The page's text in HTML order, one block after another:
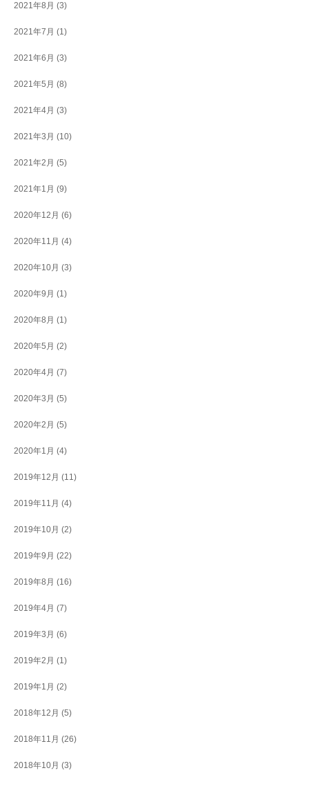
2021年8月 (3)
2021年7月 (1)
2021年6月 (3)
2021年5月 (8)
2021年4月 (3)
2021年3月 (10)
2021年2月 (5)
2021年1月 (9)
2020年12月 (6)
2020年11月 (4)
2020年10月 (3)
2020年9月 (1)
2020年8月 (1)
2020年5月 (2)
2020年4月 (7)
2020年3月 (5)
2020年2月 (5)
2020年1月 (4)
2019年12月 (11)
2019年11月 (4)
2019年10月 (2)
2019年9月 (22)
2019年8月 (16)
2019年4月 (7)
2019年3月 (6)
2019年2月 (1)
2019年1月 (2)
2018年12月 (5)
2018年11月 (26)
2018年10月 (3)